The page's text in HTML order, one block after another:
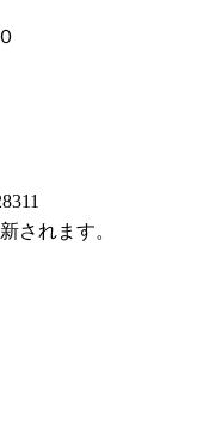
されます。